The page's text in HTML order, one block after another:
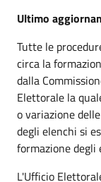
Ultimo
Tutte le
circa la
dalla
Elettorale la
o variazione
degli elenchi si
formazione
L'Ufficio